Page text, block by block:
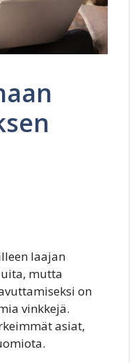
laajan
mutta
on
vinkkejä.
asiat,